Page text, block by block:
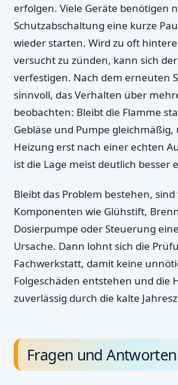
erfolgen. Viele Geräte benötigen
Schutzabschaltung eine kurze
wieder starten. Wird zu oft
versucht zu zünden, kann sich
verfestigen. Nach dem erneuten
sinnvoll, das Verhalten über
beobachten: Bleibt die Flamme
Gebläse und Pumpe
Heizung erst nach einer echten
ist die Lage meist deutlich besser
Bleibt das Problem bestehen,
Komponenten wie Glühstift,
Dosierpumpe oder Steuerung
Ursache. Dann lohnt sich die
Fachwerkstatt, damit keine
Folgeschäden entstehen und die
zuverlässig durch die kalte
Fragen und Antworten